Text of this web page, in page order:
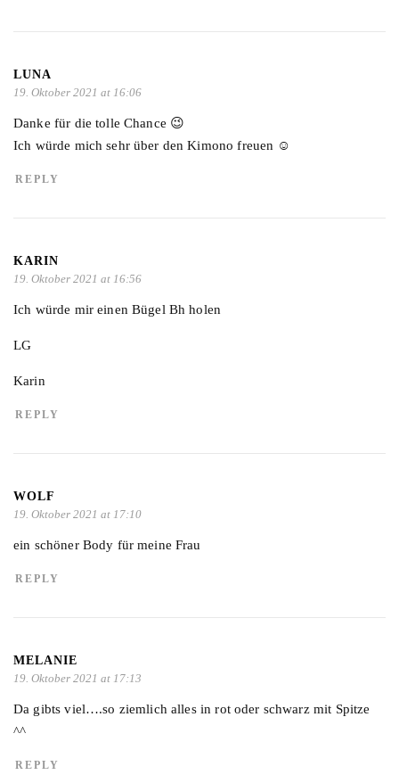
LUNA
19. Oktober 2021 at 16:06
Danke für die tolle Chance 😉
Ich würde mich sehr über den Kimono freuen ☺️
REPLY
KARIN
19. Oktober 2021 at 16:56
Ich würde mir einen Bügel Bh holen
LG
Karin
REPLY
WOLF
19. Oktober 2021 at 17:10
ein schöner Body für meine Frau
REPLY
MELANIE
19. Oktober 2021 at 17:13
Da gibts viel….so ziemlich alles in rot oder schwarz mit Spitze
^^
REPLY